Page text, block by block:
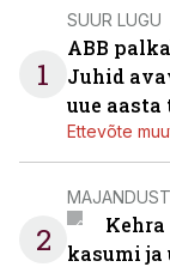
1
SUUR LUGU
ABB
Juhid
uue
Ettevõte
2
kasumi ja